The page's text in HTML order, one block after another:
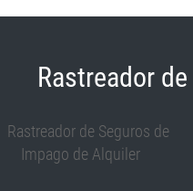
Rastreador